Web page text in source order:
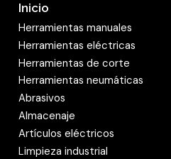
Inicio
Herramientas manuales
Herramientas eléctricas
Herramientas de corte
Herramientas neumáticas
Abrasivos
Almacenaje
Artículos eléctricos
Limpieza industrial